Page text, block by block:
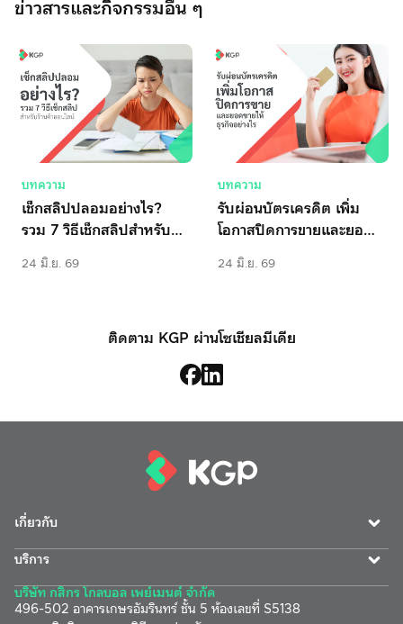
ข่าวสารและกิจกรรมอื่น ๆ
บทความ
เช็กสลิปปลอมอย่างไร?
รวม 7 วิธีเช็กสลิปสำหรับ
ร้านค้าออนไลน์
24 มิ.ย. 69
บทความ
รับผ่อนบัตรเครดิต เพิ่ม
โอกาสปิดการขายและยอด
ขายให้ธุรกิจอย่างไร
24 มิ.ย. 69
ติดตาม KGP ผ่านโซเชียลมีเดีย
บริษัท กสิกร โกลบอล เพย์เมนต์ จำกัด
496-502 อาคารเกษรอัมรินทร์ ชั้น 5 ห้องเลขที่ S5138
เกี่ยวกับ
บริการ